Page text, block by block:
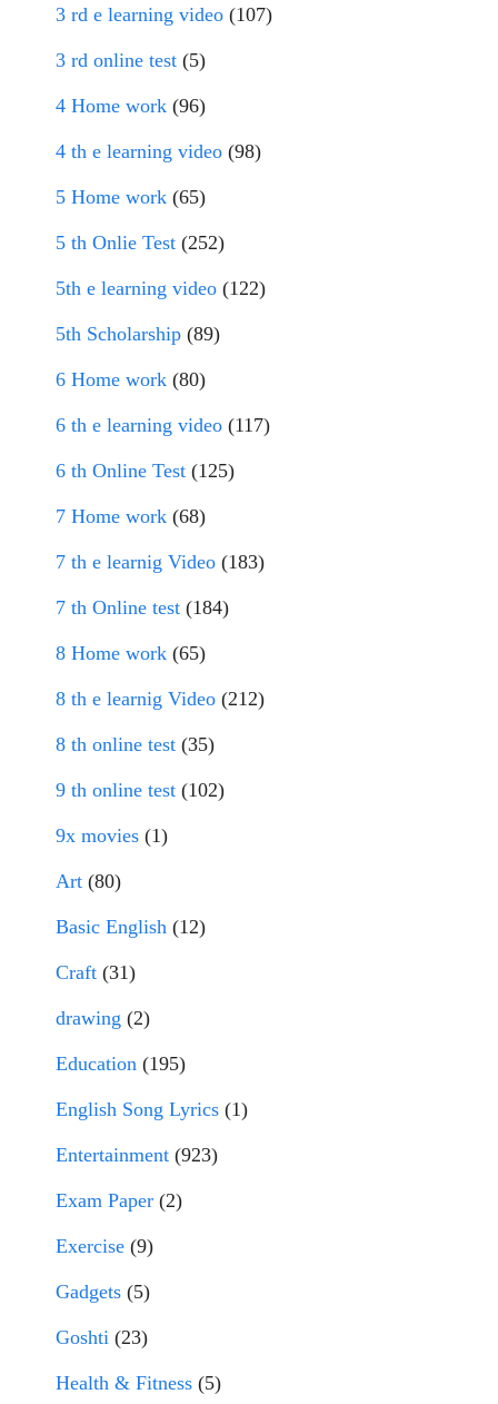
3 rd e learning video (107)
3 rd online test (5)
4 Home work (96)
4 th e learning video (98)
5 Home work (65)
5 th Onlie Test (252)
5th e learning video (122)
5th Scholarship (89)
6 Home work (80)
6 th e learning video (117)
6 th Online Test (125)
7 Home work (68)
7 th e learnig Video (183)
7 th Online test (184)
8 Home work (65)
8 th e learnig Video (212)
8 th online test (35)
9 th online test (102)
9x movies (1)
Art (80)
Basic English (12)
Craft (31)
drawing (2)
Education (195)
English Song Lyrics (1)
Entertainment (923)
Exam Paper (2)
Exercise (9)
Gadgets (5)
Goshti (23)
Health & Fitness (5)